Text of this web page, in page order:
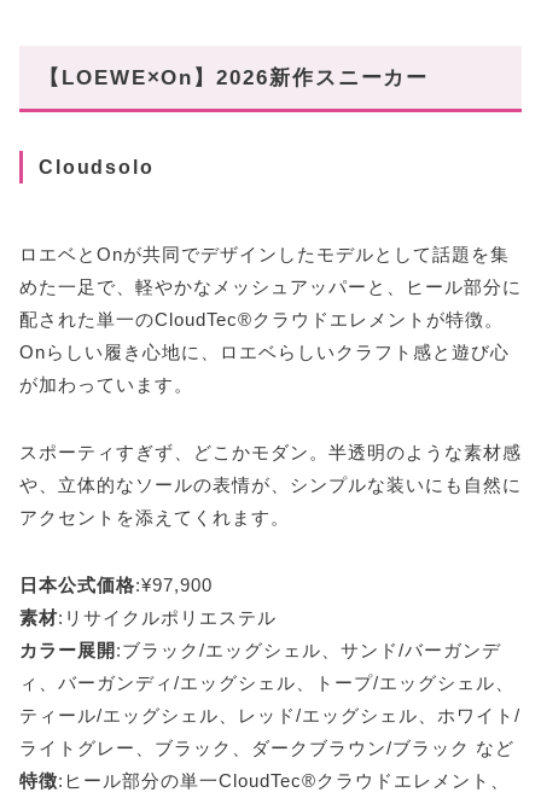
【LOEWE×On】2026新作スニーカー
Cloudsolo
ロエベとOnが共同でデザインしたモデルとして話題を集
めた一足で、軽やかなメッシュアッパーと、ヒール部分に
配された単一のCloudTec®クラウドエレメントが特徴。
Onらしい履き心地に、ロエベらしいクラフト感と遊び心
が加わっています。
スポーティすぎず、どこかモダン。半透明のような素材感
や、立体的なソールの表情が、シンプルな装いにも自然に
アクセントを添えてくれます。
日本公式価格:¥97,900
素材:リサイクルポリエステル
カラー展開 :ブラック/エッグシェル、サンド/バーガンデ
ィ、バーガンディ/エッグシェル、トープ/エッグシェル、
ティール/エッグシェル、レッド/エッグシェル、ホワイト/
ライトグレー、ブラック、ダークブラウン/ブラック など
特徴:ヒール部分の単一CloudTec®クラウドエレメント、